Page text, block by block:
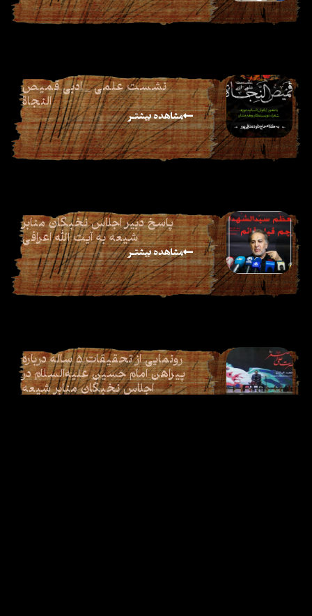
نشست علمی _ ادبی قمیص
النجاة
مشاهده بیشتـر
پاسخ دبیر اجلاس نخبگان منابر
شیعه به آیت الله اعرافی
مشاهده بیشتـر
رونمایی از تحقیقات ۵ ساله درباره
پیراهن امام حسین علیه‌السلام در
اجلاس نخبگان منابر شیعه